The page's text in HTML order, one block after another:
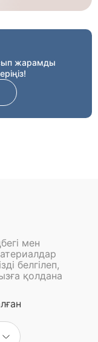
жарамды
мен
белгілеп,
қолдана